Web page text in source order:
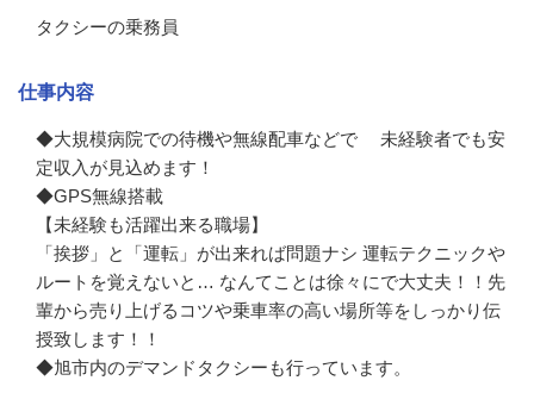
タクシーの乗務員
仕事内容
◆大規模病院での待機や無線配車などで 　未経験者でも安
定収入が見込めます！
◆GPS無線搭載
【未経験も活躍出来る職場】
「挨拶」と「運転」が出来れば問題ナシ 運転テクニックや
ルートを覚えないと… なんてことは徐々にで大丈夫！！先
輩から売り上げるコツや乗車率の高い場所等をしっかり伝
授致します！！
◆旭市内のデマンドタクシーも行っています。